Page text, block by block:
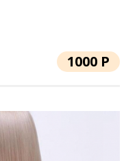
1000 Р